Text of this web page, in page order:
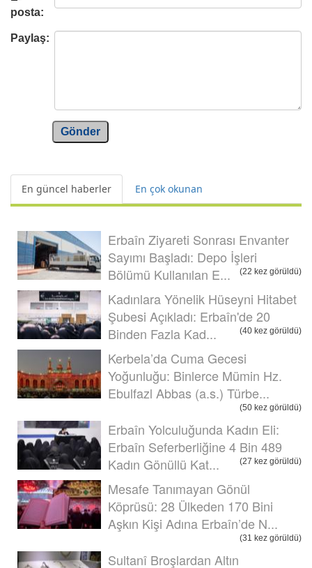
posta:
Paylaş:
Gönder
En güncel haberler En çok okunan
Erbaîn Ziyareti Sonrası Envanter
Sayımı Başladı: Depo İşleri
Bölümü Kullanılan E...
(22 kez görüldü)
Kadınlara Yönelik Hüseyni Hitabet
Şubesi Açıkladı: Erbaîn'de 20
Binden Fazla Kad...
(40 kez görüldü)
Kerbela’da Cuma Gecesi
Yoğunluğu: Binlerce Mümin Hz.
Ebulfazl Abbas (a.s.) Türbe...
(50 kez görüldü)
Erbaîn Yolculuğunda Kadın Eli:
Erbaîn Seferberliğine 4 Bin 489
Kadın Gönüllü Kat...
(27 kez görüldü)
Mesafe Tanımayan Gönül
Köprüsü: 28 Ülkeden 170 Bini
Aşkın Kişi Adına Erbaîn’de N...
(31 kez görüldü)
Sultanî Broşlardan Altın